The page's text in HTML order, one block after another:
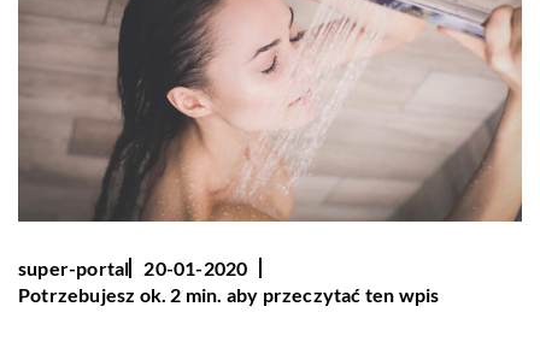
super-portal
20-01-2020
Potrzebujesz ok. 2 min. aby przeczytać ten wpis